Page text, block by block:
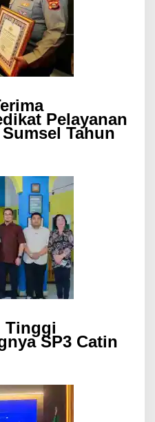
Pelayanan
Tahun
Tinggi
SP3 Catin